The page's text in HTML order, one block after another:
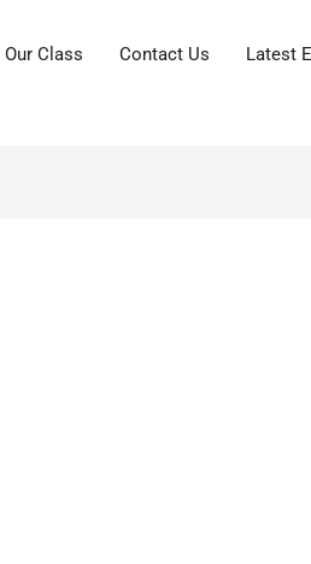
Our Class Contact Us Latest